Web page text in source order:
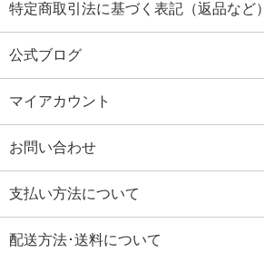
特定商取引法に基づく表記（返品など）
公式ブログ
マイアカウント
お問い合わせ
支払い方法について
配送方法･送料について